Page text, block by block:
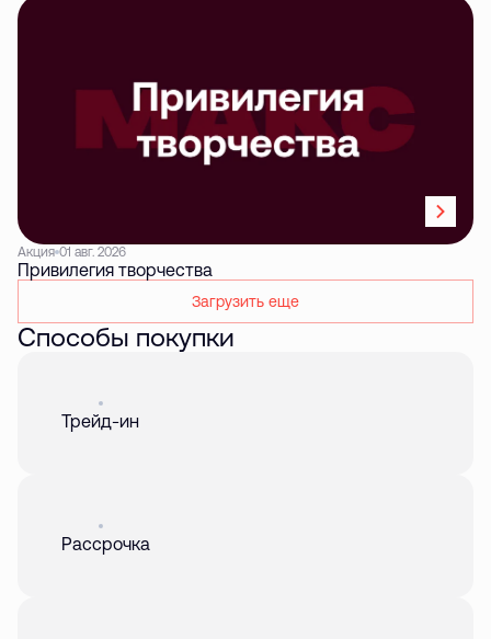
Акция 01 авг. 2026
Привилегия творчества
Загрузить еще
Способы покупки
Трейд-ин
Рассрочка